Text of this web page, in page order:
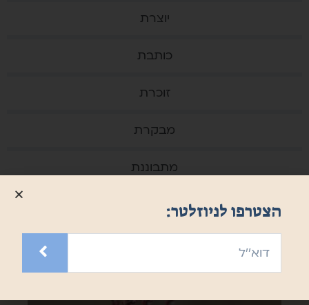
יוצרת
כותבת
זוכרת
מבקרת
מתבוננת
הצטרפו לניוזלטר: